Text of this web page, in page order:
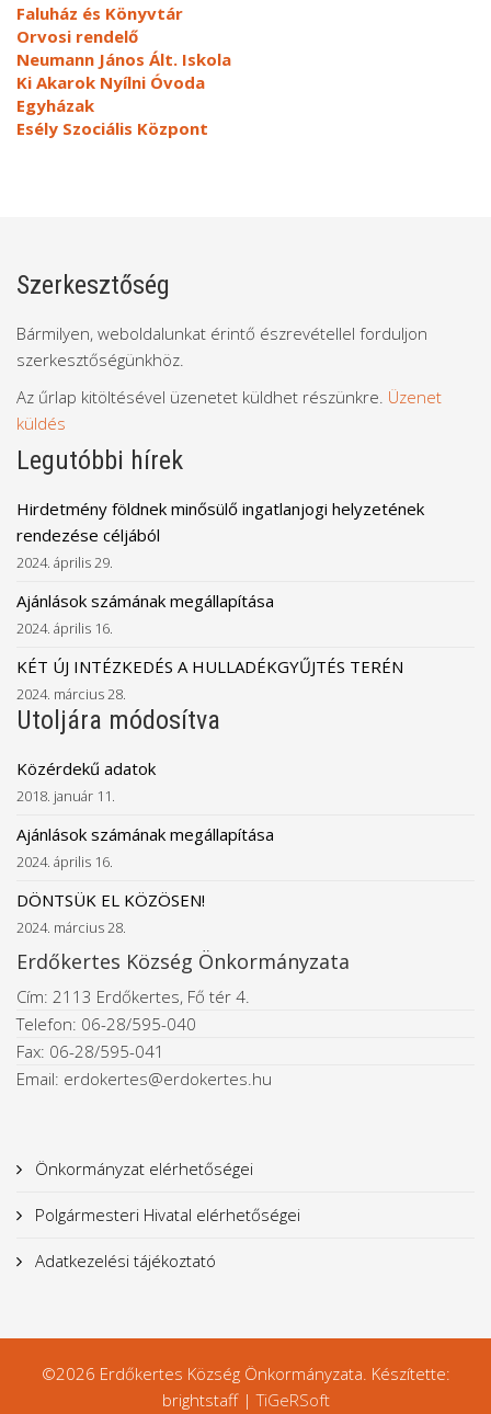
Faluház és Könyvtár
Orvosi rendelő
Neumann János Ált. Iskola
Ki Akarok Nyílni Óvoda
Egyházak
Esély Szociális Központ
Szerkesztőség
Bármilyen, weboldalunkat érintő észrevétellel forduljon
szerkesztőségünkhöz.
Az űrlap kitöltésével üzenetet küldhet részünkre. Üzenet
küldés
Legutóbbi hírek
Hirdetmény földnek minősülő ingatlanjogi helyzetének
rendezése céljából
2024. április 29.
Ajánlások számának megállapítása
2024. április 16.
KÉT ÚJ INTÉZKEDÉS A HULLADÉKGYŰJTÉS TERÉN
2024. március 28.
Utoljára módosítva
Közérdekű adatok
2018. január 11.
Ajánlások számának megállapítása
2024. április 16.
DÖNTSÜK EL KÖZÖSEN!
2024. március 28.
Erdőkertes Község Önkormányzata
Cím: 2113 Erdőkertes, Fő tér 4.
Telefon: 06-28/595-040
Fax: 06-28/595-041
Email: erdokertes@erdokertes.hu
Önkormányzat elérhetőségei
Polgármesteri Hivatal elérhetőségei
Adatkezelési tájékoztató
©2026 Erdőkertes Község Önkormányzata. Készítette:
brightstaff |TiGeRSoft